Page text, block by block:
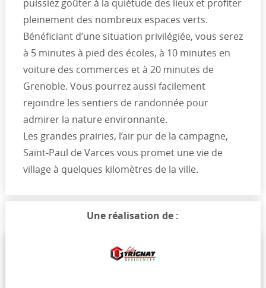
puissiez goûter à la quiétude des lieux et profiter
pleinement des nombreux espaces verts.
Bénéficiant d’une situation privilégiée, vous serez
à 5 minutes à pied des écoles, à 10 minutes en
voiture des commerces et à 20 minutes de
Grenoble. Vous pourrez aussi facilement
rejoindre les sentiers de randonnée pour
admirer la nature environnante.
Les grandes prairies, l’air pur de la campagne,
Saint-Paul de Varces vous promet une vie de
village à quelques kilomètres de la ville.
Une réalisation de :
Typologie et prix